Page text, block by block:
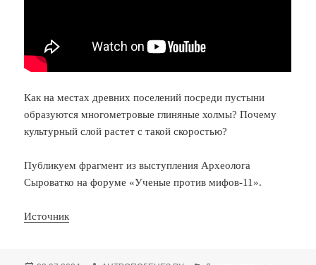
Как на местах древних поселений посреди пустыни
образуются многометровые глиняные холмы? Почему
культурный слой растет с такой скоростью?
Публикуем фрагмент из выступления Археолога
Сыроватко на форуме «Ученые против мифов-11».
Источник